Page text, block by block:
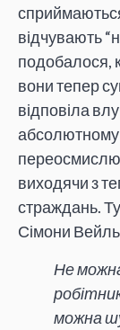
відчувають
подобалося,
вони тепер
відповіла
абсолютному
виходячи з
страждань.
Сімони
Не
можна